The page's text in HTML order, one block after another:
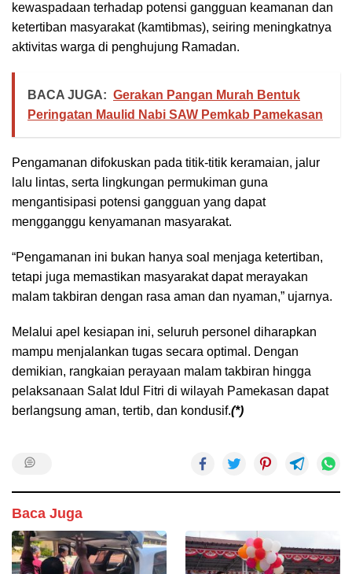
kewaspadaan terhadap potensi gangguan keamanan dan
ketertiban masyarakat (kamtibmas), seiring meningkatnya
aktivitas warga di penghujung Ramadan.
BACA JUGA: Gerakan Pangan Murah Bentuk
Peringatan Maulid Nabi SAW Pemkab Pamekasan
Pengamanan difokuskan pada titik-titik keramaian, jalur
lalu lintas, serta lingkungan permukiman guna
mengantisipasi potensi gangguan yang dapat
mengganggu kenyamanan masyarakat.
“Pengamanan ini bukan hanya soal menjaga ketertiban,
tetapi juga memastikan masyarakat dapat merayakan
malam takbiran dengan rasa aman dan nyaman,” ujarnya.
Melalui apel kesiapan ini, seluruh personel diharapkan
mampu menjalankan tugas secara optimal. Dengan
demikian, rangkaian perayaan malam takbiran hingga
pelaksanaan Salat Idul Fitri di wilayah Pamekasan dapat
berlangsung aman, tertib, dan kondusif.(*)
Baca Juga